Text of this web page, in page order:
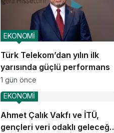
Türk Telekom’dan yılın ilk
yarısında güçlü performans
EKONOMİ
1 gün önce
Ahmet Çalık Vakfı ve İTÜ,
gençleri veri odaklı geleceğe
EKONOMİ